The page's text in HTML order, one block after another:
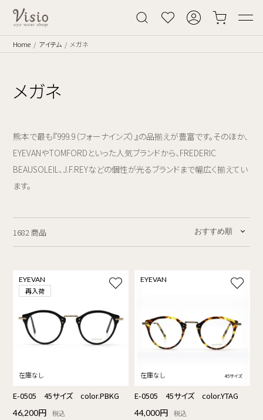
Home アイテム メガネ
メガネ
熊本で最も『999.9（フォーナインズ）』の品揃えが豊富です。そのほか、
EYEVANやTOMFORDといった人気ブランドから、FREDERIC
BEAUSOLEIL、J.F.REYなどの個性が光るブランドまで幅広く揃えてい
ます。
1682 商品
EYEVAN
再入荷
E-0505 45サイズ color.PBKG
46,200円 税込
EYEVAN
E-0505 45サイズ color.YTAG
44,000円 税込